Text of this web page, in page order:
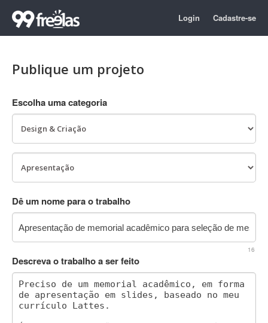
Login Cadastre-se
Publique um projeto
Escolha uma categoria
Dê um nome para o trabalho
16
Descreva o trabalho a ser feito